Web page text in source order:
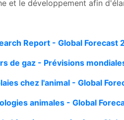
et le développement afin
Report - Global Forecast
de gaz - Prévisions
chez l'animal - Global
animales - Global